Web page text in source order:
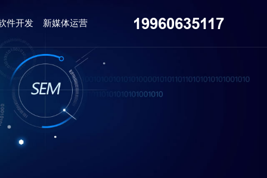
件开发 新媒体运营 19960635117